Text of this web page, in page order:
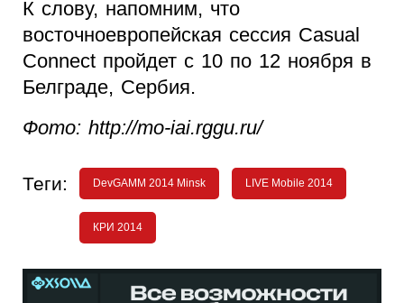
К слову, напомним, что
восточноевропейская сессия Casual
Connect пройдет с 10 по 12 ноября в
Белграде, Сербия.
Фото: http://mo-iai.rggu.ru/
Теги: DevGAMM 2014 Minsk LIVE Mobile 2014
КРИ 2014